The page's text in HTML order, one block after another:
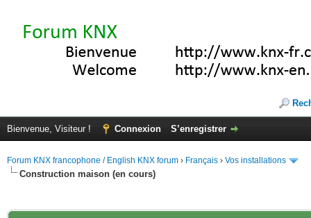
Bienvenue, Visiteur ! Connexion S’enregistrer
Forum KNX francophone / English KNX forum › Français › Vos installations
Construction maison (en cours)